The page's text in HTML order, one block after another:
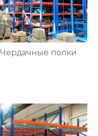
Чердачные полки